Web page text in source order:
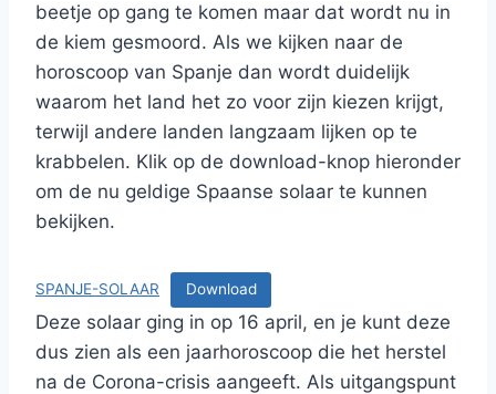
beetje op gang te komen maar dat wordt nu in
de kiem gesmoord. Als we kijken naar de
horoscoop van Spanje dan wordt duidelijk
waarom het land het zo voor zijn kiezen krijgt,
terwijl andere landen langzaam lijken op te
krabbelen. Klik op de download-knop hieronder
om de nu geldige Spaanse solaar te kunnen
bekijken.
SPANJE-SOLAAR Download
Deze solaar ging in op 16 april, en je kunt deze
dus zien als een jaarhoroscoop die het herstel
na de Corona-crisis aangeeft. Als uitgangspunt